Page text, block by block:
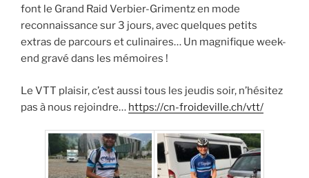
font le Grand Raid Verbier-Grimentz en mode
reconnaissance sur 3 jours, avec quelques petits
extras de parcours et culinaires… Un magnifique week-
end gravé dans les mémoires !
Le VTT plaisir, c’est aussi tous les jeudis soir, n’hésitez
pas à nous rejoindre… https://cn-froideville.ch/vtt/